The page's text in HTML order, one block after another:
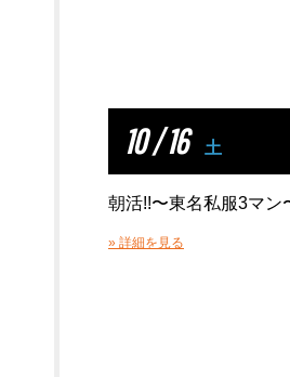
10 / 16 土
朝活!!〜東名私服3マン
» 詳細を見る